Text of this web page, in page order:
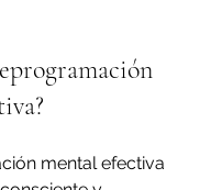
mental efectiva